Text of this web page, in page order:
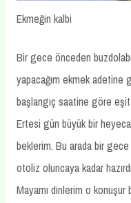
Ekmeğin kalbi
Bir gece önceden
yapacağım ekmek adetine
başlangıç saatine göre eşit
Ertesi gün büyük bir
beklerim. Bu arada bir
otoliz oluncaya kadar
Mayamı dinlerim o